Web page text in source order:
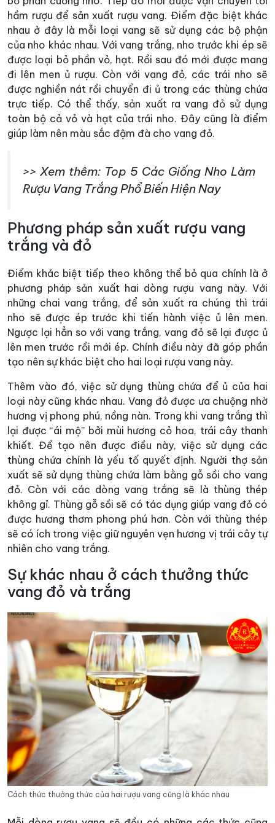
hầm rượu để sản xuất rượu vang. Điểm đặc biệt khác
nhau ở đây là mỗi loại vang sẽ sử dụng các bộ phận
của nho khác nhau. Với vang trắng, nho trước khi ép sẽ
được loại bỏ phần vỏ, hạt. Rồi sau đó mới được mang
đi lên men ủ rượu. Còn với vang đỏ, các trái nho sẽ
được nghiền nát rồi chuyển đi ủ trong các thùng chứa
trực tiếp. Có thể thấy, sản xuất ra vang đỏ sử dụng
toàn bộ cả vỏ và hạt của trái nho. Đây cũng là điểm
giúp làm nên màu sắc đậm đà cho vang đỏ.
>> Xem thêm: Top 5 Các Giống Nho Làm
Rượu Vang Trắng Phổ Biến Hiện Nay
Phương pháp sản xuất rượu vang
trắng và đỏ
Điểm khác biệt tiếp theo không thể bỏ qua chính là ở
phương pháp sản xuất hai dòng rượu vang này. Với
những chai vang trắng, để sản xuất ra chúng thì trái
nho sẽ được ép trước khi tiến hành việc ủ lên men.
Ngược lại hẳn so với vang trắng, vang đỏ sẽ lại được ủ
lên men trước rồi mới ép. Chính điều này đã góp phần
tạo nên sự khác biệt cho hai loại rượu vang này.
Thêm vào đó, việc sử dụng thùng chứa để ủ của hai
loại này cũng khác nhau. Vang đỏ được ưa chuộng nhờ
hương vị phong phú, nồng nàn. Trong khi vang trắng thì
lại được “ái mộ” bởi mùi hương cỏ hoa, trái cây thanh
khiết. Để tạo nên được điều này, việc sử dụng các
thùng chứa chính là yếu tố quyết định. Người thợ sản
xuất sẽ sử dụng thùng chứa làm bằng gỗ sồi cho vang
đỏ. Còn với các dòng vang trắng sẽ là thùng thép
không gỉ. Thùng gỗ sồi sẽ có tác dụng giúp vang đỏ có
được hương thơm phong phú hơn. Còn với thùng thép
sẽ có ích trong việc giữ nguyên vẹn hương vị trái cây tự
nhiên cho vang trắng.
Sự khác nhau ở cách thưởng thức
vang đỏ và trắng
Cách thức thưởng thức của hai rượu vang cũng là khác nhau